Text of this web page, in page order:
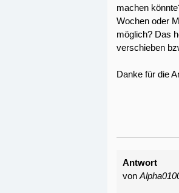
machen
Wochen oder
möglich? Das
verschieben
Danke für die
Antwort
von